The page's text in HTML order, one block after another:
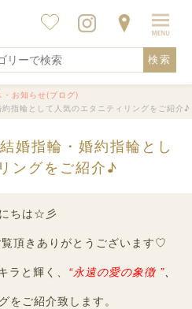
検索
・お知らせ(ブログ)
指輪として人気のエタニティリングをご紹介♪
婚指輪・婚約指輪とし
ングをご紹介♪
ちは☆彡
頂きありがとうございます♡
と輝く、 “永遠の愛の象徴 ”、
をご紹介致します。